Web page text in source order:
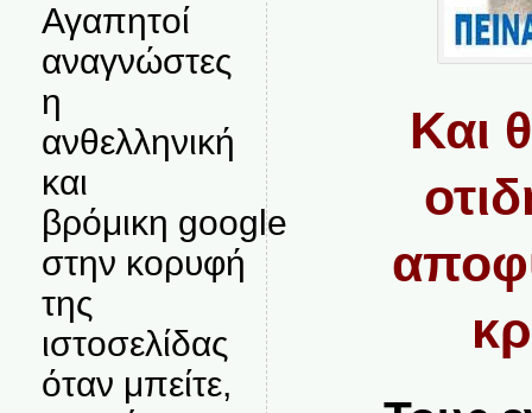
Αγαπητοί
αναγνώστες
η
ανθελληνική
και
βρόμικη google
στην κορυφή
της
ιστοσελίδας
όταν μπείτε,
Και